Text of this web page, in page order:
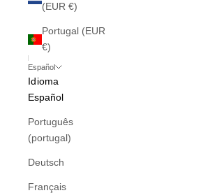
(EUR €)
Portugal (EUR
€)
Español
Idioma
Español
Português
(portugal)
Deutsch
Français